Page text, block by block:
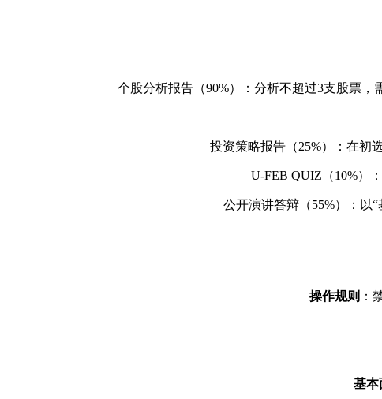
个股分析报告（90%）：分析不超过3支股票，
投资策略报告（25%）：在初
U-FEB QUIZ（10%）
公开演讲答辩（55%）：以
操作规则 ：
基本